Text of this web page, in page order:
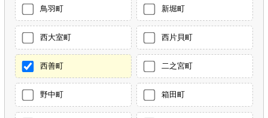
鳥羽町 新堀町
西大室町 西片貝町
西善町 二之宮町
野中町 箱田町